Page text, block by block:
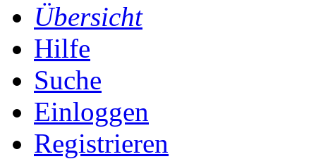
Übersicht
Hilfe
Suche
Einloggen
Registrieren